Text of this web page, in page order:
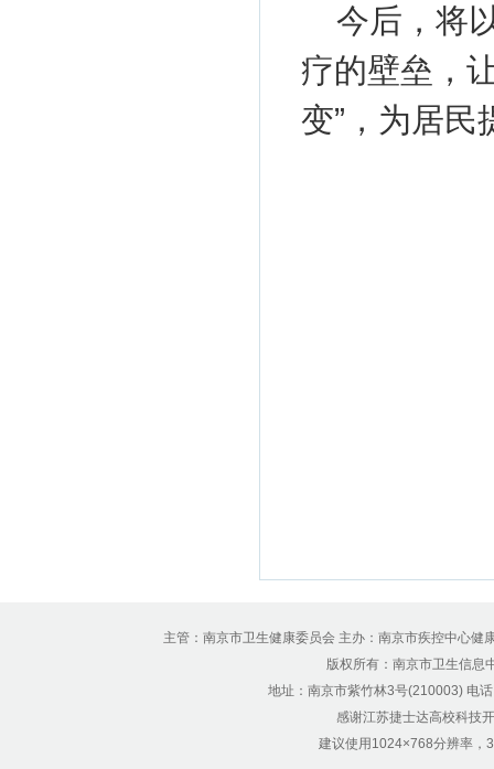
今后，将
疗的壁垒，
变”，为居民
主管：南京市卫生健康委员会 主办：南京市疾控中心
版权所有：南京市卫生信
地址：南京市紫竹林3号(210003) 电
感谢江苏捷士达高校科技
建议使用1024×768分辨率，